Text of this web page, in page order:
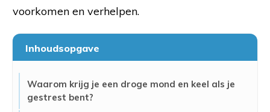
voorkomen en verhelpen.
Inhoudsopgave
Waarom krijg je een droge mond en keel als je
gestrest bent?